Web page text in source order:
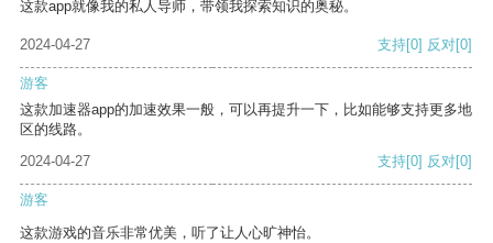
这款app就像我的私人导师，带领我探索知识的奥秘。
2024-04-27 支持[0] 反对[0]
游客
这款加速器app的加速效果一般，可以再提升一下，比如能够支持更多地
区的线路。
2024-04-27
支持[0] 反对[0]
游客
这款游戏的音乐非常优美，听了让人心旷神怡。